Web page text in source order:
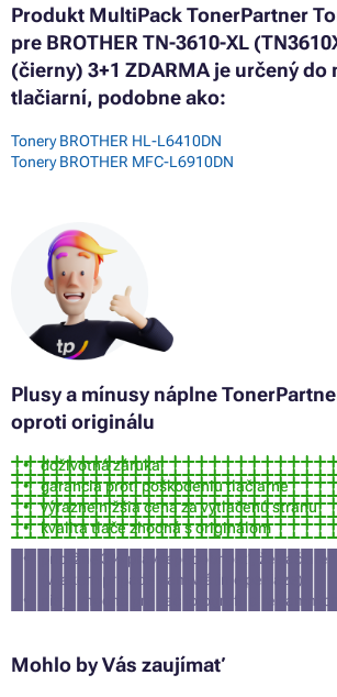
Produkt MultiPack TonerPartner
pre BROTHER TN-3610-XL
(čierny) 3+1 ZDARMA je určený do
tlačiarní, podobne ako:
Tonery BROTHER HL-L6410DN
Tonery BROTHER MFC-L6910DN
Plusy a mínusy náplne
oproti originálu
doživotná záruka
garancia proti poškodeniu tlačiarne
výrazne nižšia cena za vytlačenú stranu
kvalita tlače zhodná s originálom
približne 3% pravdepodobnosť, že tlačiareň
(v takom prípade Vám vrátime peniaze)
nie je vhodná pre tlač fotografií a
Mohlo by Vás zaujímať